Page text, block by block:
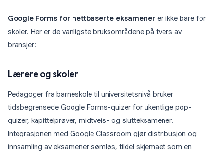
Google Forms for nettbaserte eksamener er ikke bare for
skoler. Her er de vanligste bruksområdene på tvers av
bransjer:
Lærere og skoler
Pedagoger fra barneskole til universitetsnivå bruker
tidsbegrensede Google Forms-quizer for ukentlige pop-
quizer, kapittelprøver, midtveis- og slutteksamener.
Integrasjonen med Google Classroom gjør distribusjon og
innsamling av eksamener sømløs, tildel skjemaet som en